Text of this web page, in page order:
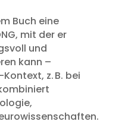
Buch eine
mit der er
und
kann –
z. B. bei